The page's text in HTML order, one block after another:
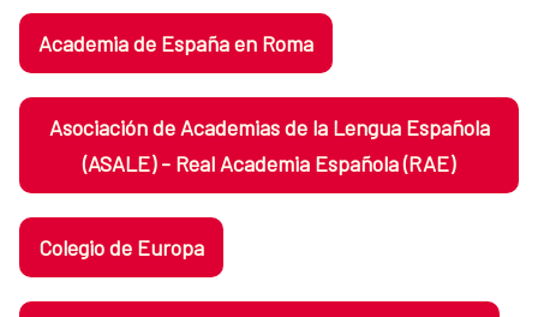
Academia de España en Roma
Asociación de Academias de la Lengua Española
(ASALE) - Real Academia Española (RAE)
Colegio de Europa